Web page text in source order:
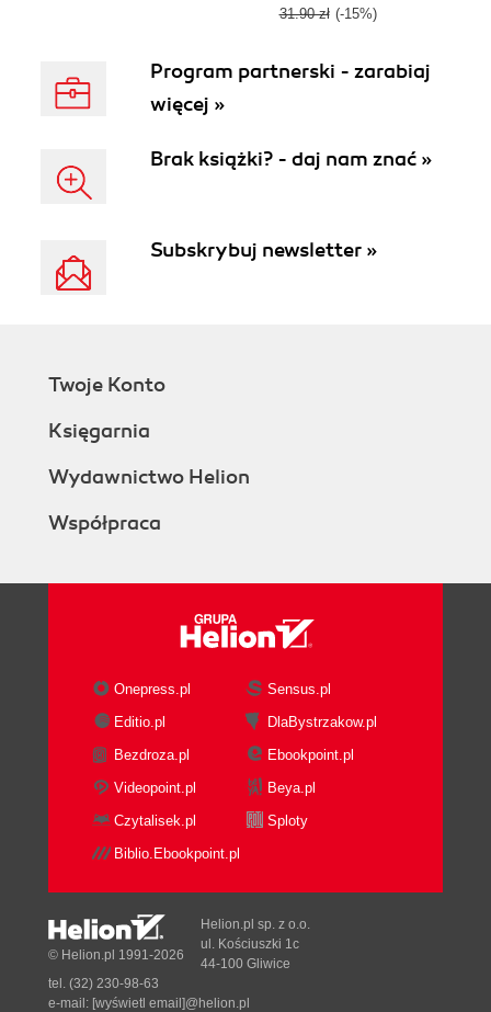
podstawowych
uniwersyteckich i
Obecnie
wydawniczy
uwzględnieniem
31.90 zł (-15%)
Program partnerski - zarabiaj
więcej »
Brak książki? - daj nam znać »
Subskrybuj newsletter »
Twoje Konto
Księgarnia
Wydawnictwo Helion
Współpraca
Onepress.pl
Sensus.pl
Editio.pl
DlaBystrzakow.pl
Bezdroza.pl
Ebookpoint.pl
Videopoint.pl
Beya.pl
Czytalisek.pl
Sploty
Biblio.Ebookpoint.pl
© Helion.pl 1991-2026
Helion.pl sp. z o.o.
ul. Kościuszki 1c
44-100 Gliwice
tel. (32) 230-98-63
e-mail: [wyświetl email]@helion.pl